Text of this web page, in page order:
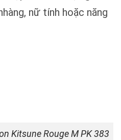
nữ tính hoặc năng
Kitsune Rouge M PK 383